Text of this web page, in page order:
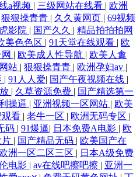
a视频 | 三级网站在线看 | 欧洲
狠狠操青青 | 久久黄网页 | 69视频
影院 | 国产久久 | 精品拍拍拍网
美色色区 | 91天堂在线观看 | 欧
| 欧美成人性导航 | 欧美人禽
站 | 狠狠操青青 | 欧洲孕妇av |
| 91人人爱| 国产午夜视频在线 |
| 久草资源免费 | 国产精选第一
操逼 | 亚洲视频一区网站 | 欧美
看 | 老牛一区 | 欧洲无码专区 |
码 | 91爆逼| 日本免费A电影 | 欧
片 | 国产精品无码 | 欧美国产在
欧洲一区二区三区 | 日本A级免费
电影 | av在线吧擦吧擦 | 亚洲一